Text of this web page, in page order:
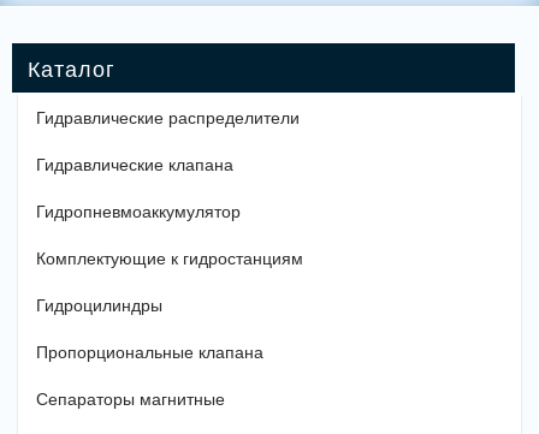
Гидравлические распределители
Гидравлические клапана
Гидропневмоаккумулятор
Комплектующие к гидростанциям
Гидроцилиндры
Пропорциональные клапана
Сепараторы магнитные